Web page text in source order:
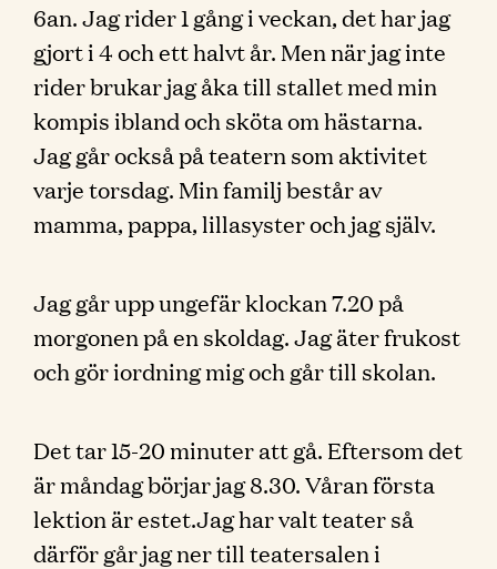
6an. Jag rider 1 gång i veckan, det har jag
gjort i 4 och ett halvt år. Men när jag inte
rider brukar jag åka till stallet med min
kompis ibland och sköta om hästarna.
Jag går också på teatern som aktivitet
varje torsdag. Min familj består av
mamma, pappa, lillasyster och jag själv.
Jag går upp ungefär klockan 7.20 på
morgonen på en skoldag. Jag äter frukost
och gör iordning mig och går till skolan.
Det tar 15-20 minuter att gå. Eftersom det
är måndag börjar jag 8.30. Våran första
lektion är estet.Jag har valt teater så
därför går jag ner till teatersalen i